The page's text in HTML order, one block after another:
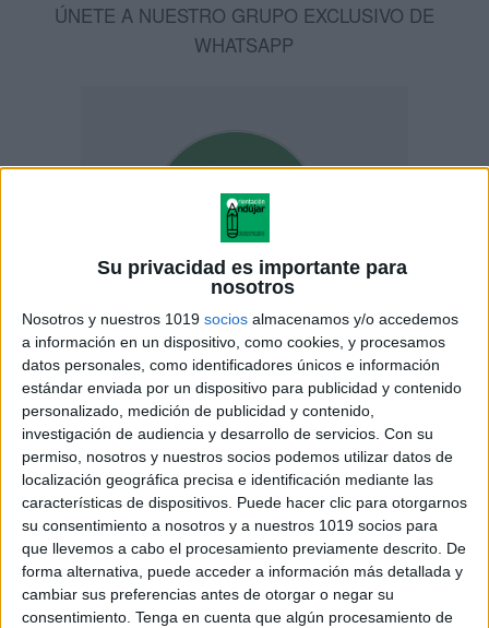
Su privacidad es importante para
nosotros
Nosotros y nuestros 1019 socios almacenamos y/o accedemos
a información en un dispositivo, como cookies, y procesamos
datos personales, como identificadores únicos e información
estándar enviada por un dispositivo para publicidad y contenido
personalizado, medición de publicidad y contenido,
investigación de audiencia y desarrollo de servicios. Con su
permiso, nosotros y nuestros socios podemos utilizar datos de
localización geográfica precisa e identificación mediante las
características de dispositivos. Puede hacer clic para otorgarnos
su consentimiento a nosotros y a nuestros 1019 socios para
que llevemos a cabo el procesamiento previamente descrito. De
forma alternativa, puede acceder a información más detallada y
cambiar sus preferencias antes de otorgar o negar su
consentimiento. Tenga en cuenta que algún procesamiento de
ÚNETE A NUESTRO GRUPO EXCLUSIVO DE
WHATSAPP
ENLACE AL GRUPO
DESCARGA MÁS ABAJO EL
RECURSO EN PDF